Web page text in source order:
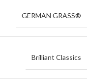
GERMAN GRASS®
Brilliant Classics